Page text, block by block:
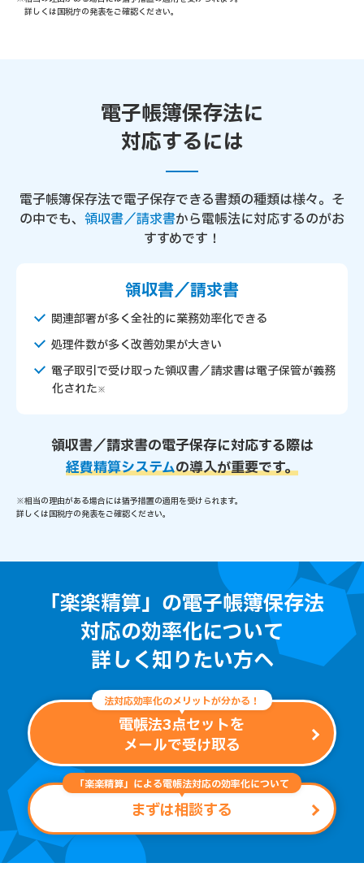
詳しくは国税庁の発表をご確認ください。
電子帳簿保存法に
対応するには
電子帳簿保存法で電子保存できる書類の種類は様々。 そ
の中でも、 領収書／請求書から電帳法に対応するのがお
すすめです！
領収書／請求書
関連部署が多く全社的に業務効率化できる
処理件数が多く改善効果が大きい
電子取引で受け取った領収書／請求書は電子保管が義務
化された※
領収書／請求書の電子保存に対応する際は
経費精算システムの導入が重要です。
※相当の理由がある場合には猶予措置の適用を受けられます。
詳しくは国税庁の発表をご確認ください。
「楽楽精算」の電子帳簿保存法
対応の効率化について
詳しく知りたい方へ
法対応効率化のメリットが分かる！
電帳法3点セットを
メールで受け取る
「楽楽精算」による電帳法対応の効率化について
まずは相談する